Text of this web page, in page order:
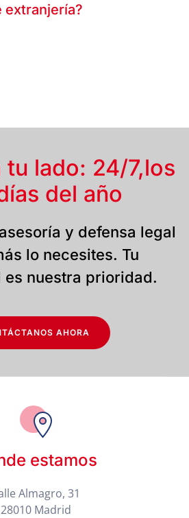
extranjería?
tu lado: 24/7,los
del año
y defensa legal
lo necesites. Tu
nuestra prioridad.
AHORA
estamos
Almagro, 31
28010 Madrid